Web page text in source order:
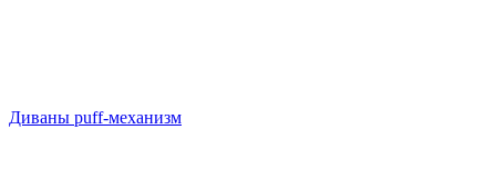
Диваны puff-механизм